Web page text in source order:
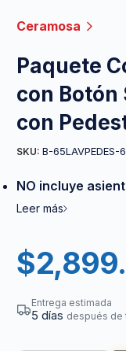
Ceramosa
Paquete
con Botón
con
SKU: B-65LAVPEDES-
NO incluye
Leer más
$
Entrega estimada
5 días después de